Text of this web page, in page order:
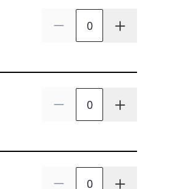
Anzahl verringern
Anzahl verringern
Anzahl verringern